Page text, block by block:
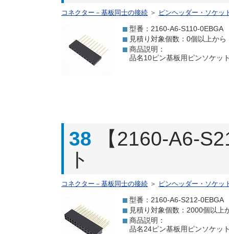
コネクター－基板同士の接続 ＞ ピンヘッダー・ソケッ
型番：2160-A6-S110-0EBGA
見積り対象個数：0個以上から
商品説明：
品名10ピン基板用ピンソケッ
38
【2160-A6-
ト
コネクター－基板同士の接続 ＞ ピンヘッダー・ソケッ
型番：2160-A6-S212-0EBGA
見積り対象個数：2000個以上
商品説明：
品名24ピン基板用ピンソケッ